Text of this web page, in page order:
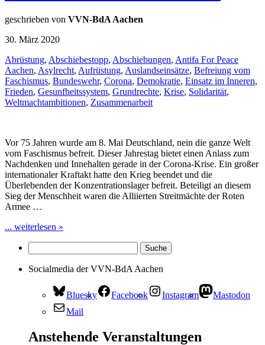
geschrieben von VVN-BdA Aachen
30. März 2020
Abrüstung, Abschiebestopp, Abschiebungen, Antifa For Peace
Aachen, Asylrecht, Aufrüstung, Auslandseinsätze, Befreiung vom
Faschismus, Bundeswehr, Corona, Demokratie, Einsatz im Inneren,
Frieden, Gesunfheitssystem, Grundrechte, Krise, Solidarität,
Weltmachtambitionen, Zusammenarbeit
Vor 75 Jahren wurde am 8. Mai Deutschland, nein die ganze Welt
vom Faschismus befreit. Dieser Jahrestag bietet einen Anlass zum
Nachdenken und Innehalten gerade in der Corona-Krise. Ein großer
internationaler Kraftakt hatte den Krieg beendet und die
Überlebenden der Konzentrationslager befreit. Beteiligt an diesem
Sieg der Menschheit waren die Alliierten Streitmächte der Roten
Armee …
... weiterlesen »
Socialmedia der VVN-BdA Aachen
Bluesky Facebook Instagram
Mastodon
Mail
Anstehende Veranstaltungen